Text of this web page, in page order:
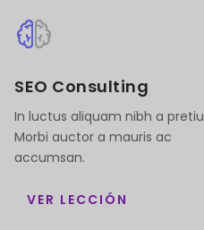
SEO Consulting
In luctus aliquam nibh a
Morbi auctor a mauris ac
accumsan.
VER LECCIÓN